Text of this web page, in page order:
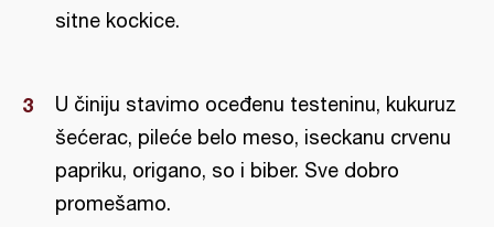
sitne kockice.
U činiju stavimo oceđenu testeninu, kukuruz
šećerac, pileće belo meso, iseckanu crvenu
papriku, origano, so i biber. Sve dobro
promešamo.